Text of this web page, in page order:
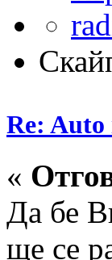
Re:
«
Да бе
ще се